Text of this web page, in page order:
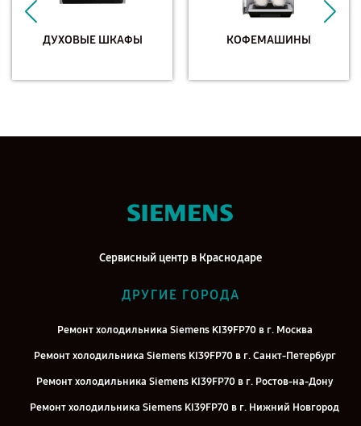
ДУХОВЫЕ ШКАФЫ КОФЕМАШИНЫ
Сервисный центр в Краснодаре
ДРУГИЕ ГОРОДА
Ремонт холодильника Siemens KI39FP70 в г. Москва
Ремонт холодильника Siemens KI39FP70 в г. Санкт-Петербург
Ремонт холодильника Siemens KI39FP70 в г. Ростов-на-Дону
Ремонт холодильника Siemens KI39FP70 в г. Нижний Новгород